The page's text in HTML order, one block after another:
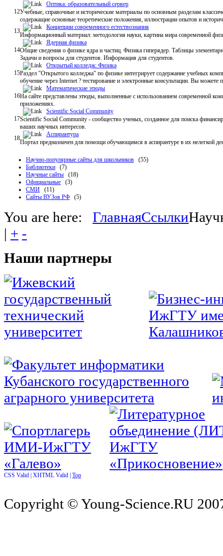
12
Оптика: образовательный сервер
Учебные, справочные и исторические материалы по основным разделам
содержащие основные теоретические положения, иллюстрации опытов и
13
Концепции современного естествознания
Информационный материал: методология науки, картина мира современной
14
Ядерная физика
Общие сведения о физике ядра и частиц. Физика гиперядер. Таблицы
Задачи и вопросы для студентов. Информация для студентов.
15
Открытый колледж: Физика
Раздел "Открытого колледжа" по физике интегрирует содержание учебных
обучение через Internet ? тестирование и электронные консультации. Вы можете
16
Математические этюды
На сайте представлены этюды, выполненные с использованием современной
приложениях.
17
Scientific Social Community
Scientific Social Community - сообщество ученых, созданное для поиска
ваших научных интересов.
18
Аспирантура
Портал предназначен для помощи обучающимся в аспирантуре в их нелегкой
Научно-популярные сайты для школьников
(55)
Библиотеки
(7)
Научные сайты
(18)
Официальные
(3)
СМИ
(11)
Сайты ВУЗов РФ
(5)
You are here: ГлавнаяСсылки
| + -
Наши партнеры
CSS Valid | XHTML Valid | Top
Copyright © Young-Science.RU